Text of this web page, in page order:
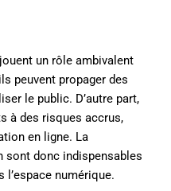
un rôle ambivalent
peuvent propager des
le public. D’autre part,
à des risques accrus,
en ligne. La
donc indispensables
l’espace numérique.